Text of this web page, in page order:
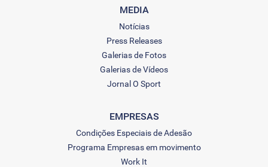
MEDIA
Notícias
Press Releases
Galerias de Fotos
Galerias de Vídeos
Jornal O Sport
EMPRESAS
Condições Especiais de Adesão
Programa Empresas em movimento
Work It